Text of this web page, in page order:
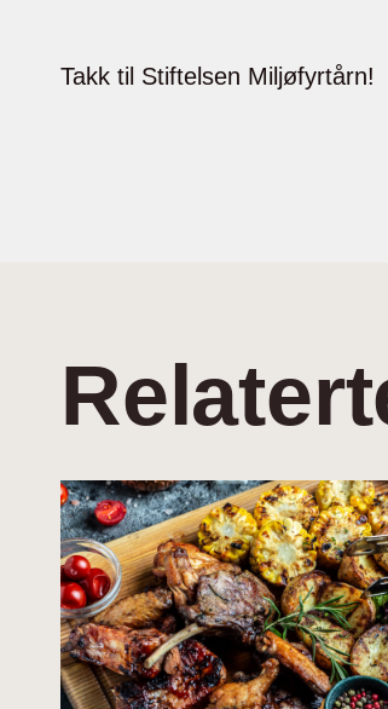
Takk til Stiftelsen Miljøfyrtårn!